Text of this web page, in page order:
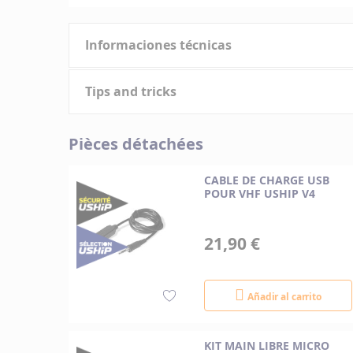
de
de
Informaciones técnicas
Características
técnicas
Marque
Tips and tricks
Pièces détachées
CABLE DE CHARGE USB
POUR VHF USHIP V4
21,90 €
Añadir al carrito
KIT MAIN LIBRE MICRO